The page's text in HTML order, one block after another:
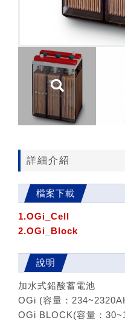
詳細介紹
檔案下載
1.OGi_Cell
2.OGi_Block
說明
加水式鉛酸蓄電池
OGi (容量：
OGi BLOCK(容量：